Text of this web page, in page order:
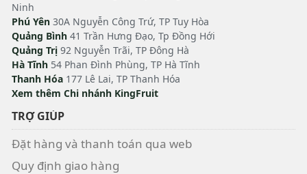
Ninh
Phú Yên 30A Nguyễn Công Trứ, TP Tuy Hòa
Quảng Bình 41 Trần Hưng Đạo, Tp Đồng Hới
Quảng Trị 92 Nguyễn Trãi, TP Đông Hà
Hà Tĩnh 54 Phan Đình Phùng, TP Hà Tĩnh
Thanh Hóa 177 Lê Lai, TP Thanh Hóa
Xem thêm Chi nhánh KingFruit
TRỢ GIÚP
Đặt hàng và thanh toán qua web
Quy định giao hàng